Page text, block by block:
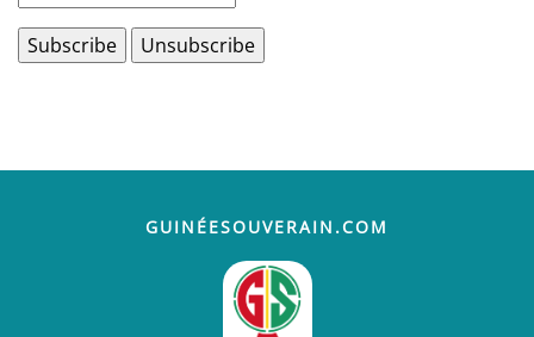
GUINÉESOUVERAIN.COM